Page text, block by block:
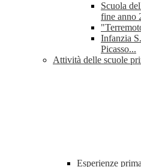
Scuola
fine anno
Infanzia
Picasso...
Attività delle scuole
Esperienze